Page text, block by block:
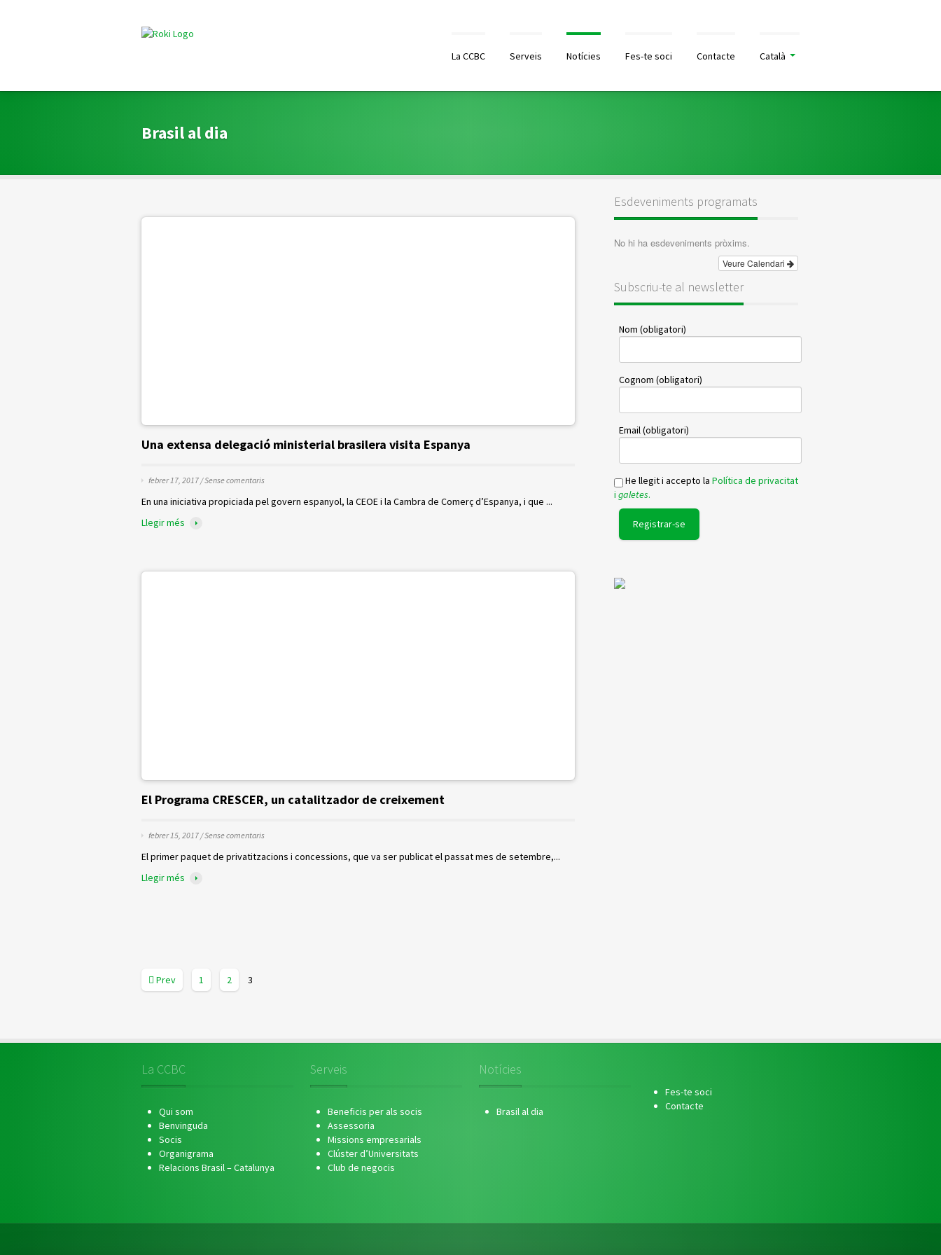
La CCBC Serveis Notícies Fes-te soci Contacte Català
Brasil al dia
Una extensa delegació ministerial brasilera visita Espanya
febrer 17, 2017 /Sense comentaris
En una iniciativa propiciada pel govern espanyol, la CEOE i la Cambra de Comerç d’Espanya, i que ...
Llegir més
El Programa CRESCER, un catalitzador de creixement
febrer 15, 2017 /Sense comentaris
El primer paquet de privatitzacions i concessions, que va ser publicat el passat mes de setembre,...
Llegir més
Prev 1 2 3
Esdeveniments programats
No hi ha esdeveniments pròxims.
Veure Calendari
Subscriu-te al newsletter
Nom (obligatori)
Cognom (obligatori)
Email (obligatori)
He llegit i accepto laPolítica de privacitat
igaletes.
La CCBC
Qui som
Benvinguda
Socis
Organigrama
Relacions Brasil – Catalunya
Serveis
Beneficis per als socis
Assessoria
Missions empresarials
Clúster d’Universitats
Club de negocis
Notícies
Brasil al dia
Fes-te soci
Contacte